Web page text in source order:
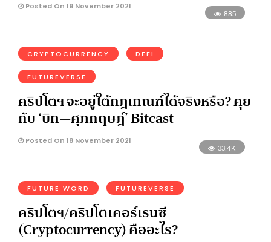
Posted On 19 November 2021
885
CRYPTOCURRENCY DEFI
FUTUREVERSE
คริปโตฯ จะอยู่ใต้กฎเกณฑ์ได้จริงหรือ? คุย
กับ ‘บิท—ศุภกฤษฎ์’ Bitcast
Posted On 18 November 2021
33.4K
FUTURE WORD FUTUREVERSE
คริปโตฯ/คริปโตเคอร์เรนซี
(Cryptocurrency) คืออะไร?